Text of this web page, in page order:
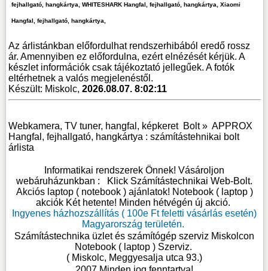
fejhallgató, hangkártya, WHITESHARK Hangfal, fejhallgató, hangkártya, Xiaomi
Hangfal, fejhallgató, hangkártya,
Az árlistánkban előfordulhat rendszerhibából eredő rossz
ár. Amennyiben ez előfordulna, ezért elnézését kérjük. A
készlet információk csak tájékoztató jellegűek. A fotók
eltérhetnek a valós megjelenéstől.
Készült: Miskolc,2026.08.07. 8:02:11
Webkamera, TV tuner, hangfal, képkeretBolt »APPROX
Hangfal, fejhallgató, hangkártya : számítástehnikai bolt
árlista
Informatikai rendszerek Önnek! Vásároljon
webáruházunkban : Klick Számítástechnikai Web-Bolt.
Akciós laptop ( notebook ) ajánlatok! Notebook ( laptop )
akciók Két hetente! Minden hétvégén új akció.
Ingyenes házhozszállítás ( 100e Ft feletti vásárlás esetén)
Magyarország területén.
Számítástechnika üzlet és számítógép szerviz Miskolcon
Notebook ( laptop ) Szerviz.
( Miskolc, Meggyesalja utca 93.)